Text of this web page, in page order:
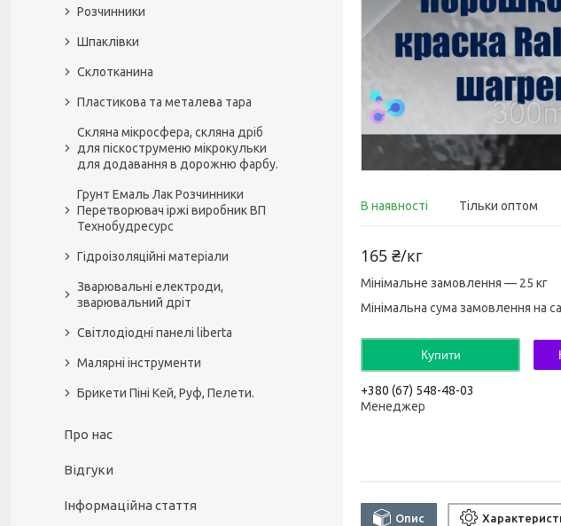
В наявності Тільки оптом
165 ₴/кг
Мінімальне замовлення — 25 кг
Мінімальна сума замовлення на
Купити
+380 (67) 548-48-03
Менеджер
Опис
Розчинники
Шпаклівки
Склотканина
Пластикова та металева тара
Скляна мікросфера, скляна дріб
для піскоструменю мікрокульки
для додавання в дорожню фарбу.
Грунт Емаль Лак Розчинники
Перетворювач іржі виробник ВП
Технобудресурс
Гідроізоляційні матеріали
Зварювальні електроди,
зварювальний дріт
Світлодіодні панелі liberta
Малярні інструменти
Брикети Піні Кей, Руф, Пелети.
Про нас
Відгуки
Інформаційна стаття